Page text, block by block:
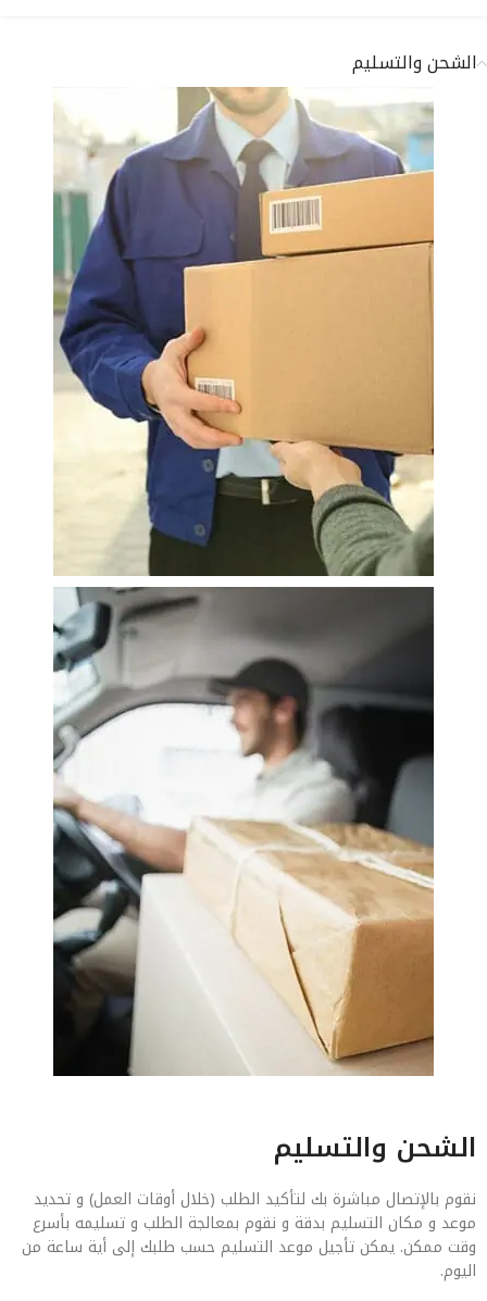
الشحن والتسليم
الشحن والتسليم
نقوم بالإتصال مباشرة بك لتأكيد الطلب (خلال أوقات العمل) و تحديد
موعد و مكان التسليم بدقة و نقوم بمعالجة الطلب و تسليمه بأسرع
وقت ممكن. يمكن تأجيل موعد التسليم حسب طلبك إلى أية ساعة من
اليوم.